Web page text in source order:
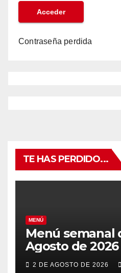
Contraseña perdida
TE HAS PERDIDO...
MENÚ
Menú semanal
Agosto de 2026
2 DE AGOSTO DE 2026